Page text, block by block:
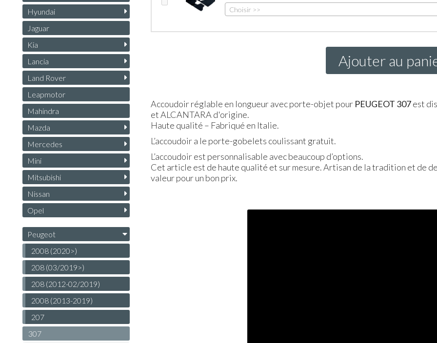
Choisir >>
Ajouter au
Accoudoir réglable en longueur avec porte-objet pour PEUGEOT 307est
et ALCANTARA d'origine.
Haute qualité – Fabriqué en Italie.
L’accoudoir a le porte-gobelets coulissant gratuit.
L’accoudoir est personnalisable avec beaucoup d’options.
Cet article est de haute qualité et sur mesure. Artisan de la tradition et de
valeur pour un bon prix.
Hyundai
Jaguar
Kia
Lancia
Land Rover
Leapmotor
Mahindra
Mazda
Mercedes
Mini
Mitsubishi
Nissan
Opel
Peugeot
2008 (2020>)
208 (03/2019>)
208 (2012-02/2019)
2008 (2013-2019)
207
307